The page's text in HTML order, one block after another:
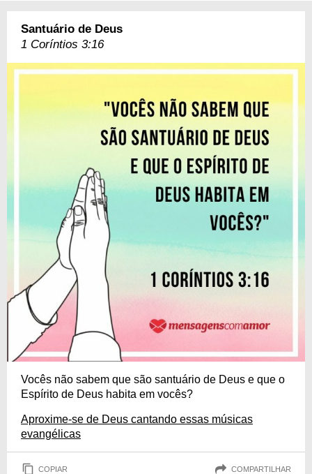
alguns versículos sobre a Igreja Evangélica. Conheça mais sobre esses
Santuário de Deus
1 Coríntios 3:16
Vocês não sabem que são santuário de Deus e que o
Espírito de Deus habita em vocês?
Aproxime-se de Deus cantando essas músicas
evangélicas
COPIAR COMPARTILHAR